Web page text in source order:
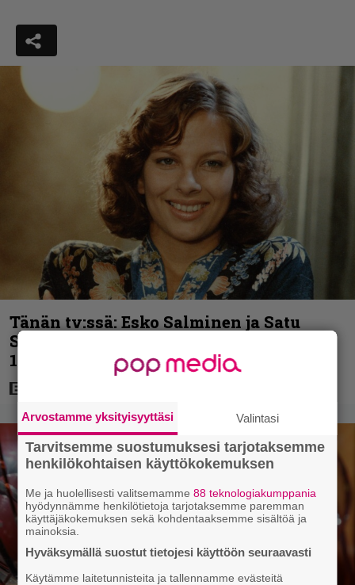
Tänän tv:ssä: Esko Salminen ja Satu
Silvo tekevät hienot pääroolit vuoden
1984 menestyselokuvassa
Arvostamme yksityisyyttäsi Valintasi
Tarvitsemme suostumuksesi tarjotaksemme
henkilökohtaisen käyttökokemuksen
Me ja huolellisesti valitsemamme88 teknologiakumppania
hyödynnämme henkilötietoja tarjotaksemme paremman
käyttäjäkokemuksen sekä kohdentaaksemme sisältöä ja
mainoksia.
Hyväksymällä suostut tietojesi käyttöön seuraavasti
Käytämme laitetunnisteita ja tallennamme evästeitä